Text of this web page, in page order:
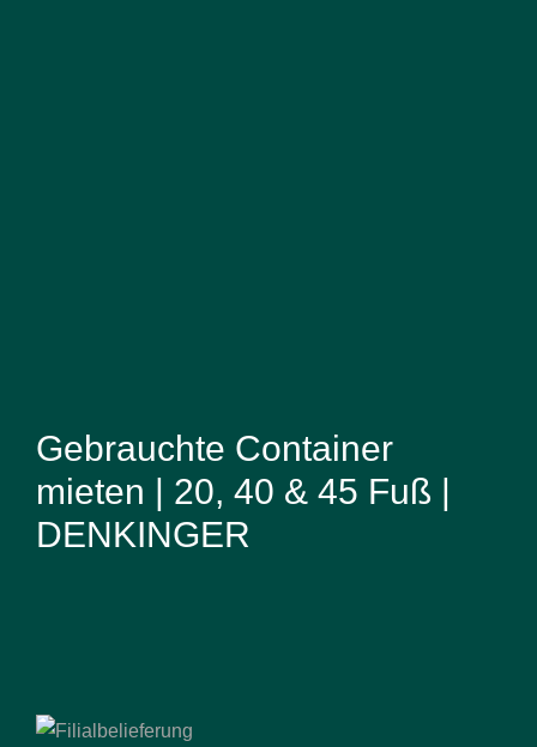
Gebrauchte Container
mieten | 20, 40 & 45 Fuß |
DENKINGER